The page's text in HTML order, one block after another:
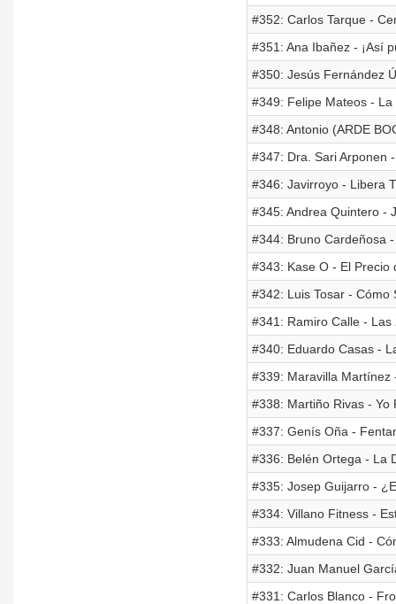
#352: Carlos Tarque -
#351: Ana Ibañez - ¡Así
#350: Jesús Fernández
#349: Felipe Mateos -
#348: Antonio (ARDE
#347: Dra. Sari Arponen
#346: Javirroyo - Libera
#345: Andrea Quintero -
#344: Bruno Cardeñosa
#343: Kase O - El Precio
#342: Luis Tosar - Cómo
#341: Ramiro Calle -
#340: Eduardo Casas -
#339: Maravilla Martínez
#338: Martiño Rivas - Yo
#337: Genís Oña -
#336: Belén Ortega - La
#335: Josep Guijarro -
#334: Villano Fitness -
#333: Almudena Cid -
#332: Juan Manuel
#331: Carlos Blanco -